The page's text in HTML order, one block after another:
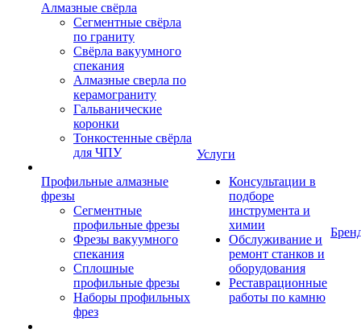
Алмазные свёрла
Сегментные свёрла
по граниту
Свёрла вакуумного
спекания
Алмазные сверла по
керамограниту
Гальванические
коронки
Тонкостенные свёрла
для ЧПУ
Профильные алмазные
фрезы
Сегментные
профильные фрезы
Фрезы вакуумного
спекания
Сплошные
профильные фрезы
Наборы профильных
фрез
Услуги
Консультации в
подборе
инструмента и
химии
Обслуживание и
ремонт станков и
оборудования
Реставрационные
работы по камню